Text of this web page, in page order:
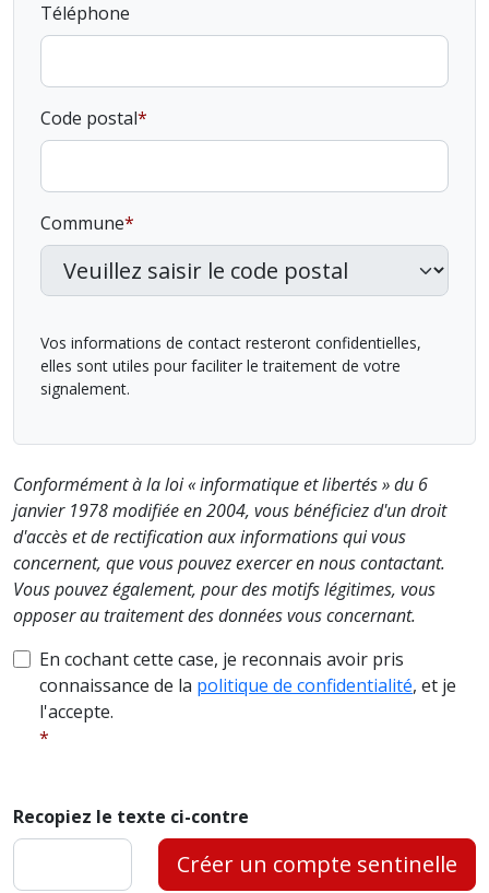
Téléphone
Code postal
Commune
Vos informations de contact resteront confidentielles,
elles sont utiles pour faciliter le traitement de votre
signalement.
Conformément à la loi « informatique et libertés » du 6
janvier 1978 modifiée en 2004, vous bénéficiez d'un droit
d'accès et de rectification aux informations qui vous
concernent, que vous pouvez exercer en nous contactant.
Vous pouvez également, pour des motifs légitimes, vous
opposer au traitement des données vous concernant.
En cochant cette case, je reconnais avoir pris
connaissance de la politique de confidentialité, et je
l'accepte.
Recopiez le texte ci-contre
Créer un compte sentinelle